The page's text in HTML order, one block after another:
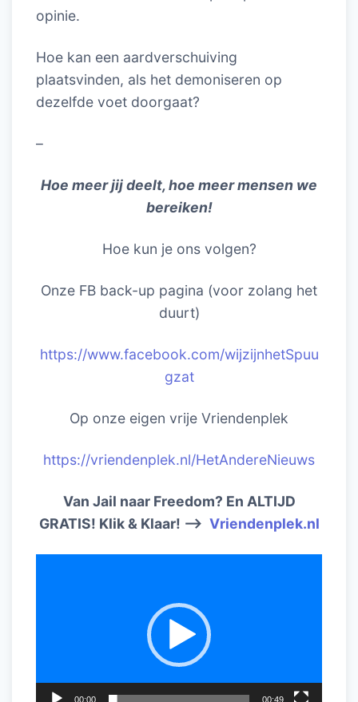
opinie.
Hoe kan een aardverschuiving
plaatsvinden, als het demoniseren op
dezelfde voet doorgaat?
–
Hoe meer jij deelt, hoe meer mensen we
bereiken!
Hoe kun je ons volgen?
Onze FB back-up pagina (voor zolang het
duurt)
https://www.facebook.com/wijzijnhetSpuu
gzat
Op onze eigen vrije Vriendenplek
https://vriendenplek.nl/HetAndereNieuws
Van Jail naar Freedom? En ALTIJD
GRATIS! Klik & Klaar! –> Vriendenplek.nl
00:00 00:49